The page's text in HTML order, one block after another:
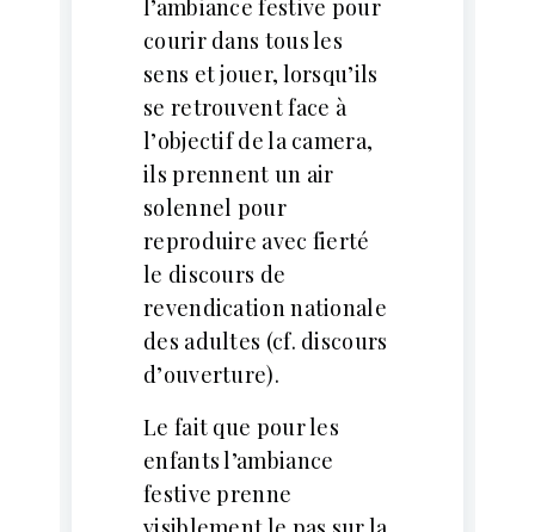
l’ambiance festive pour
courir dans tous les
sens et jouer, lorsqu’ils
se retrouvent face à
l’objectif de la camera,
ils prennent un air
solennel pour
reproduire avec fierté
le discours de
revendication nationale
des adultes (cf. discours
d’ouverture).
Le fait que pour les
enfants l’ambiance
festive prenne